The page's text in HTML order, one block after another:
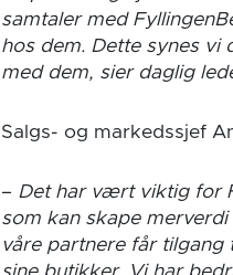
samtaler med
hos dem. Dette synes vi
med dem, sier daglig
Salgs- og markedssjef
– Det har vært viktig for
som kan skape
våre partnere får